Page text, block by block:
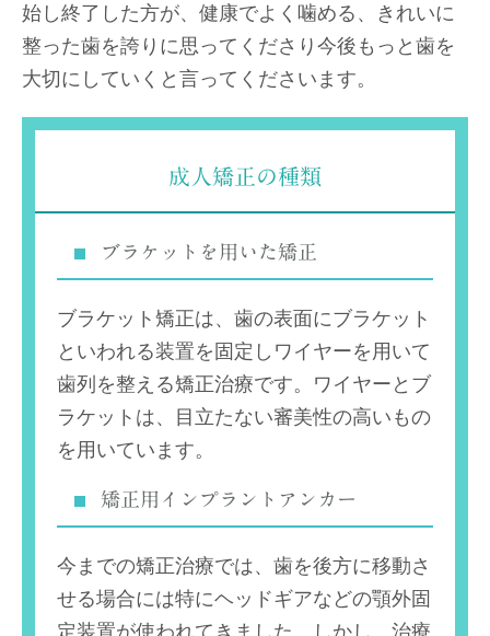
始し終了した方が、健康でよく噛める、きれいに
整った歯を誇りに思ってくださり今後もっと歯を
大切にしていくと言ってくださいます。
成人矯正の種類
ブラケットを用いた矯正
ブラケット矯正は、歯の表面にブラケット
といわれる装置を固定しワイヤーを用いて
歯列を整える矯正治療です。ワイヤーとブ
ラケットは、目立たない審美性の高いもの
を用いています。
矯正用インプラントアンカー
今までの矯正治療では、歯を後方に移動さ
せる場合には特にヘッドギアなどの顎外固
定装置が使われてきました。しかし、治療